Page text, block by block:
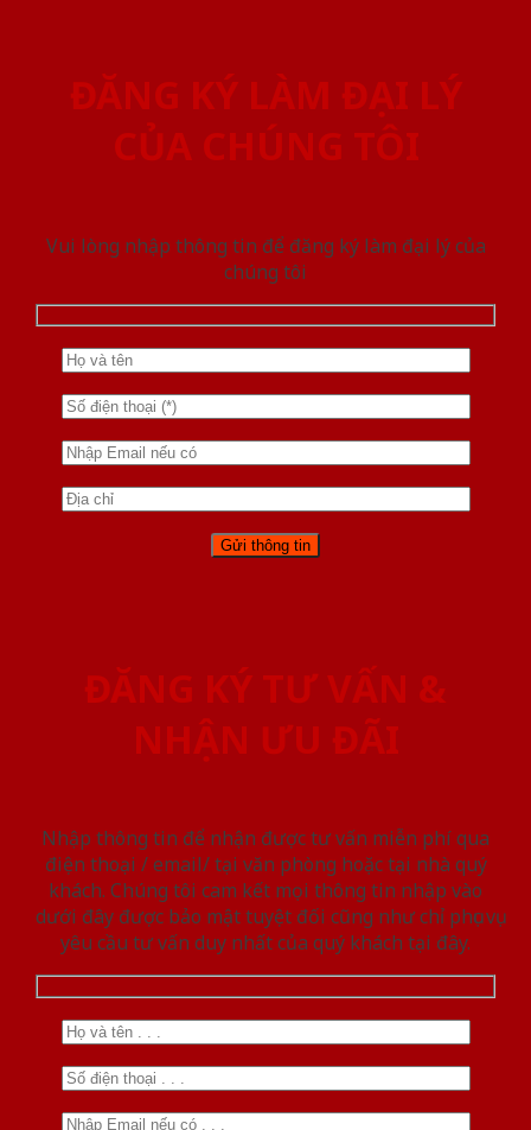
ĐĂNG KÝ LÀM ĐẠI LÝ
CỦA CHÚNG TÔI
Vui lòng nhập thông tin để đăng ký làm đại lý của
chúng tôi
ĐĂNG KÝ TƯ VẤN &
NHẬN ƯU ĐÃI
Nhập thông tin để nhận được tư vấn miễn phí qua
điện thoại / email/ tại văn phòng hoặc tại nhà quý
khách. Chúng tôi cam kết mọi thông tin nhập vào
dưới đây được bảo mật tuyệt đối cũng như chỉ phục vụ
yêu cầu tư vấn duy nhất của quý khách tại đây.